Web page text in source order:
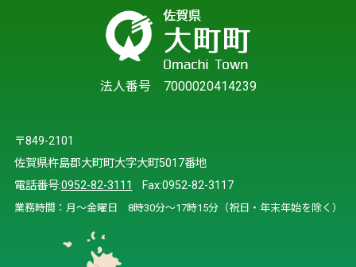
法人番号 7000020414239
〒849-2101
佐賀県杵島郡大町町大字大町5017番地
電話番号:0952-82-3111 Fax:0952-82-3117
業務時間：月～金曜日 8時30分～17時15分（祝日・年末年始を除く）